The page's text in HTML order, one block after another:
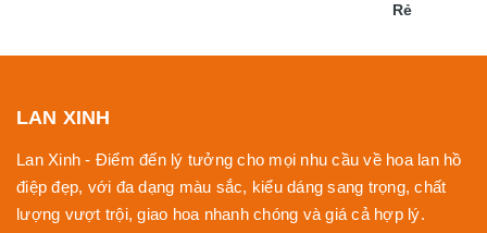
Rẻ
LAN XINH
Lan Xinh - Điểm đến lý tưởng cho mọi nhu cầu về hoa lan hồ
điệp đẹp, với đa dạng màu sắc, kiểu dáng sang trọng, chất
lượng vượt trội, giao hoa nhanh chóng và giá cả hợp lý.